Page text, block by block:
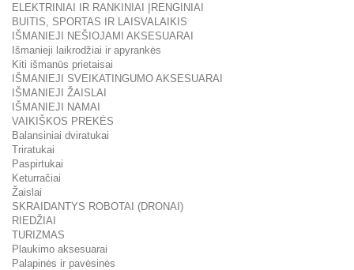
ELEKTRINIAI IR RANKINIAI ĮRENGINIAI
BUITIS, SPORTAS IR LAISVALAIKIS
IŠMANIEJI NEŠIOJAMI AKSESUARAI
Išmanieji laikrodžiai ir apyrankės
Kiti išmanūs prietaisai
IŠMANIEJI SVEIKATINGUMO AKSESUARAI
IŠMANIEJI ŽAISLAI
IŠMANIEJI NAMAI
VAIKIŠKOS PREKĖS
Balansiniai dviratukai
Triratukai
Paspirtukai
Keturračiai
Žaislai
SKRAIDANTYS ROBOTAI (DRONAI)
RIEDŽIAI
TURIZMAS
Plaukimo aksesuarai
Palapinės ir pavėsinės